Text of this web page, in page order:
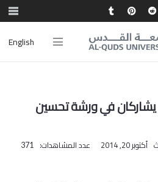
English
يشاركان في ورشة تحسين
أكتوبر 20, 2014 عدد المشاهدات: 371